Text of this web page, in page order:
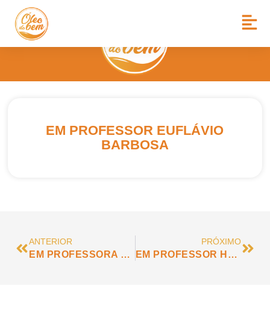
EM PROFESSOR EUFLÁVIO
BARBOSA
ANTERIOR
EM PROFESSORA ELIZA DE BARROS MORAES
PRÓXIMO
EM PROFESSOR HÉLIO DE MORAIS